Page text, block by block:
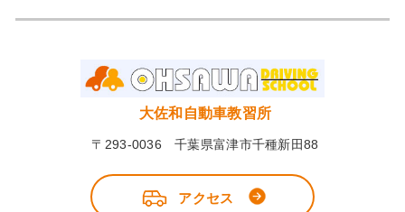
大佐和自動車教習所
〒293-0036 千葉県富津市千種新田88
アクセス